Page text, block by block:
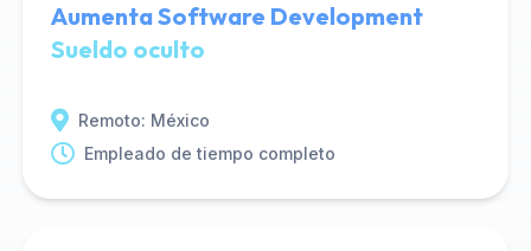
Aumenta Software Development
Sueldo oculto
Remoto: México
Empleado de tiempo completo